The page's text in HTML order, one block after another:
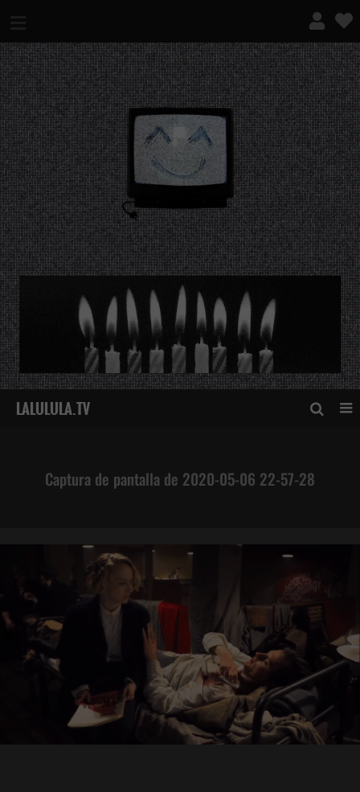
¿QUÉ ES ESTO?
Captura de pantalla de 2020-05-06 22-57-28